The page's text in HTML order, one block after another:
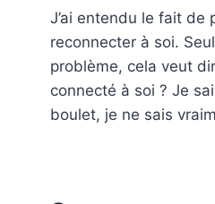
J’ai entendu le fait de
reconnecter à soi.
problème, cela veut
connecté à soi ? Je
boulet, je ne sais